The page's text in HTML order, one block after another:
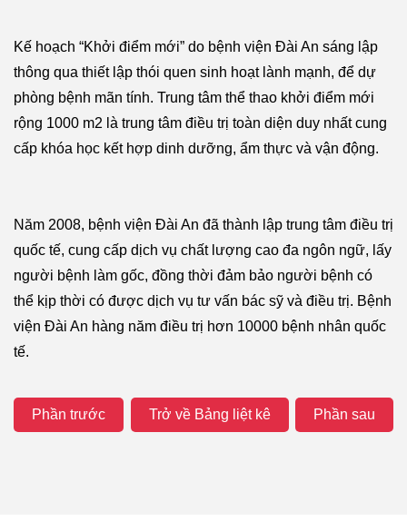
Kế hoạch “Khởi điểm mới” do bệnh viện Đài An sáng lập
thông qua thiết lập thói quen sinh hoạt lành mạnh, để dự
phòng bệnh mãn tính. Trung tâm thể thao khởi điểm mới
rộng 1000 m2 là trung tâm điều trị toàn diện duy nhất cung
cấp khóa học kết hợp dinh dưỡng, ẩm thực và vận động.
Năm 2008, bệnh viện Đài An đã thành lập trung tâm điều trị
quốc tế, cung cấp dịch vụ chất lượng cao đa ngôn ngữ, lấy
người bệnh làm gốc, đồng thời đảm bảo người bệnh có
thể kịp thời có được dịch vụ tư vấn bác sỹ và điều trị. Bệnh
viện Đài An hàng năm điều trị hơn 10000 bệnh nhân quốc
tế.
Phần trước Trở về Bảng liệt kê Phần sau